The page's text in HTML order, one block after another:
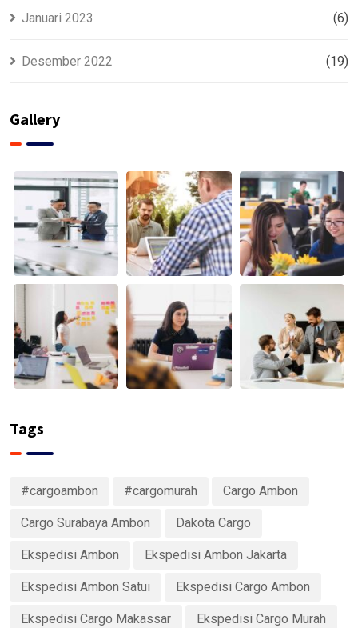
Januari 2023 (6)
Desember 2022 (19)
Gallery
Tags
#cargoambon #cargomurah Cargo Ambon
Cargo Surabaya Ambon Dakota Cargo
Ekspedisi Ambon Ekspedisi Ambon Jakarta
Ekspedisi Ambon Satui Ekspedisi Cargo Ambon
Ekspedisi Cargo Makassar Ekspedisi Cargo Murah